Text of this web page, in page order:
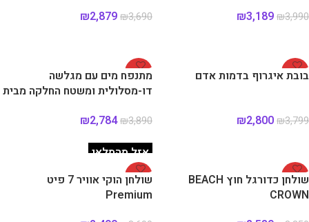
₪3,990
₪3,189
₪3,690
₪2,879
-26%
בובת איגרוף בדמות אדם
₪3,799
₪2,800
-28%
מתנפח מים עם מגלשה
דו-מסלולית ומשטח החלקה מבית
אזל מהמלאי
₪3,890
₪2,784
מידע נוסף
-20%
שולחן כדורגל חוץ BEACH
CROWN
-33%
שולחן הוקי אוויר 7 פיט
Premium